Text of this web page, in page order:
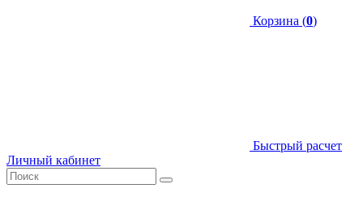
Корзина (0)
Быстрый расчет
Личный кабинет